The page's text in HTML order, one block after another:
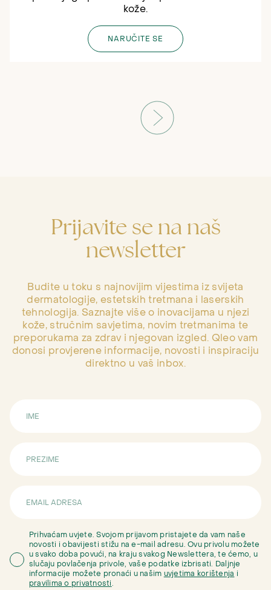
kože.
NARUČITE SE
Prijavite se na naš
newsletter
Budite u toku s najnovijim vijestima iz svijeta
dermatologije, estetskih tretmana i laserskih
tehnologija. Saznajte više o inovacijama u njezi
kože, stručnim savjetima, novim tretmanima te
preporukama za zdrav i njegovan izgled. Qleo vam
donosi provjerene informacije, novosti i inspiraciju
direktno u vaš inbox.
Prihvaćam uvjete. Svojom prijavom pristajete da vam naše
novosti i obavijesti stižu na e-mail adresu. Ovu privolu možete
u svako doba povući, na kraju svakog Newslettera, te ćemo, u
slučaju povlačenja privole, vaše podatke izbrisati. Daljnje
informacije možete pronaći u našim uvjetima korištenja i
pravilima o privatnosti.